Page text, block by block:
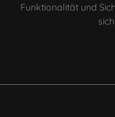
Funktionalität und